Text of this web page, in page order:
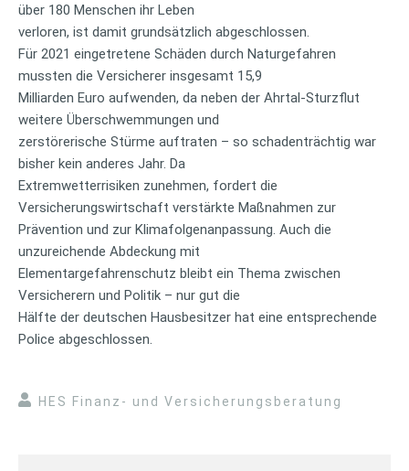
über 180 Menschen ihr Leben
verloren, ist damit grundsätzlich abgeschlossen.
Für 2021 eingetretene Schäden durch Naturgefahren
mussten die Versicherer insgesamt 15,9
Milliarden Euro aufwenden, da neben der Ahrtal-Sturzflut
weitere Überschwemmungen und
zerstörerische Stürme auftraten – so schadenträchtig war
bisher kein anderes Jahr. Da
Extremwetterrisiken zunehmen, fordert die
Versicherungswirtschaft verstärkte Maßnahmen zur
Prävention und zur Klimafolgenanpassung. Auch die
unzureichende Abdeckung mit
Elementargefahrenschutz bleibt ein Thema zwischen
Versicherern und Politik – nur gut die
Hälfte der deutschen Hausbesitzer hat eine entsprechende
Police abgeschlossen.
HES Finanz- und Versicherungsberatung